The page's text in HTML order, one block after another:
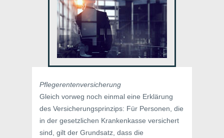
Pflegerentenversicherung
Gleich vorweg noch einmal eine Erklärung
des Versicherungsprinzips: Für Personen, die
in der gesetzlichen Krankenkasse versichert
sind, gilt der Grundsatz, dass die